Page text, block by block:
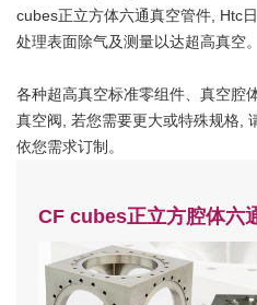
cubes正立方体六通真空管件, Htc
处理表面除气及测量以达超高真空。
各种超高真空标准零组件、真空腔
真空阀, 若您需要更大或特殊规格,
依您需求订制。
CF cubes正立方腔体六